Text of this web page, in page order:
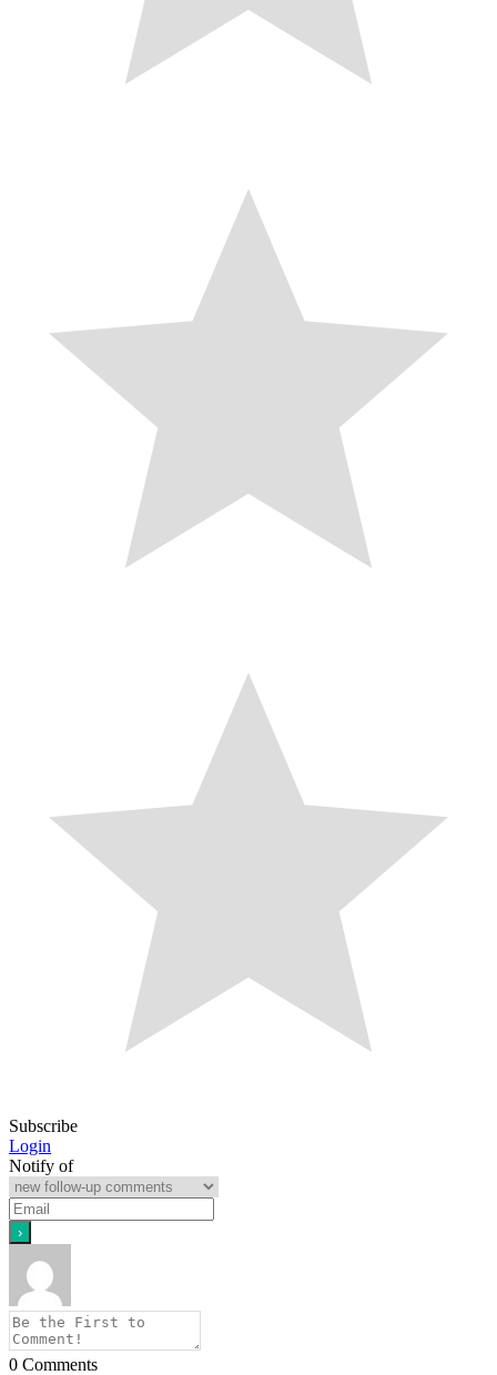
Subscribe
Login
Notify of
0 Comments